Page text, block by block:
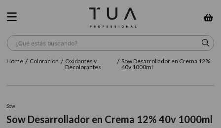
¿Qué estás buscando?
Coloracion
Oxidantes y
Decolorantes
Sow Desarrollador en Crema 12%
40v 1000ml
Sow
Sow Desarrollador en Crema 12% 40v 1000ml
TÉRMINOS MÁS BUSCADOS
3 farmavita